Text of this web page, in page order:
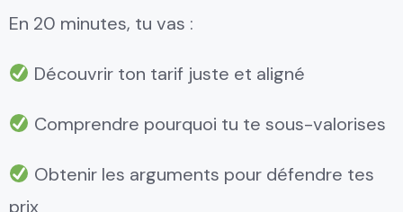
En 20 minutes, tu vas :
Découvrir ton tarif juste et aligné
Comprendre pourquoi tu te sous-valorises
Obtenir les arguments pour défendre tes
prix